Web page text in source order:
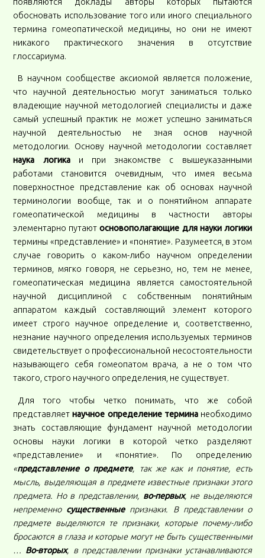
обосновать использование того или иного специального
термина гомеопатической медицины, но они не имеют
никакого практического значения в отсутствие
глоссариума.
В научном сообществе аксиомой является положение,
что научной деятельностью могут заниматься только
владеющие научной методологией специалисты и даже
самый успешный практик не может успешно заниматься
научной деятельностью не зная основ научной
методологии. Основу научной методологии составляет
наука логикаи при знакомстве с вышеуказанными
работами становится очевидным, что имея весьма
поверхностное представление как об основах научной
терминологии вообще, так и о понятийном аппарате
гомеопатической медицины в частности авторы
элементарно путаютосновополагающие для науки логики
термины «представление» и «понятие». Разумеется, в этом
случае говорить о каком-либо научном определении
терминов, мягко говоря, не серьезно, но, тем не менее,
гомеопатическая медицина является самостоятельной
научной дисциплиной с собственным понятийным
аппаратом каждый составляющий элемент которого
имеет строго научное определение и, соответственно,
незнание научного определения используемых терминов
свидетельствует о профессиональной несостоятельности
называющего себя гомеопатом врача, а не о том что
такого, строго научного определения, не существует.
Для того чтобы четко понимать, что же собой
представляетнаучное определение терминанеобходимо
знать составляющие фундамент научной методологии
основы науки логики в которой четко разделяют
«представление» и «понятие». По определению
«представление о предмете, так же как и понятие, есть
мысль, выделяющая в предмете известные признаки этого
предмета. Но в представлении, во-первых, не выделяются
непременно существенныепризнаки. В представлении о
предмете выделяются те признаки, которые почему-либо
бросаются в глаза и которые могут не быть существенными
… Во-вторых, в представлении признаки устанавливаются